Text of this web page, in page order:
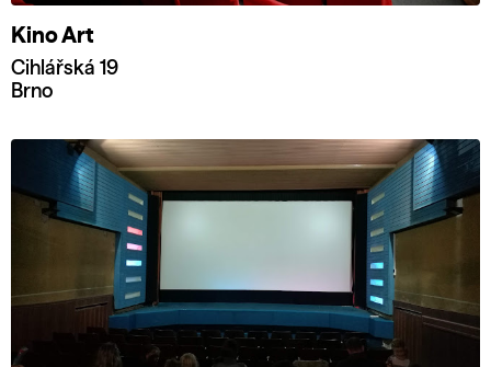
Kino Art
Cihlářská 19
Brno